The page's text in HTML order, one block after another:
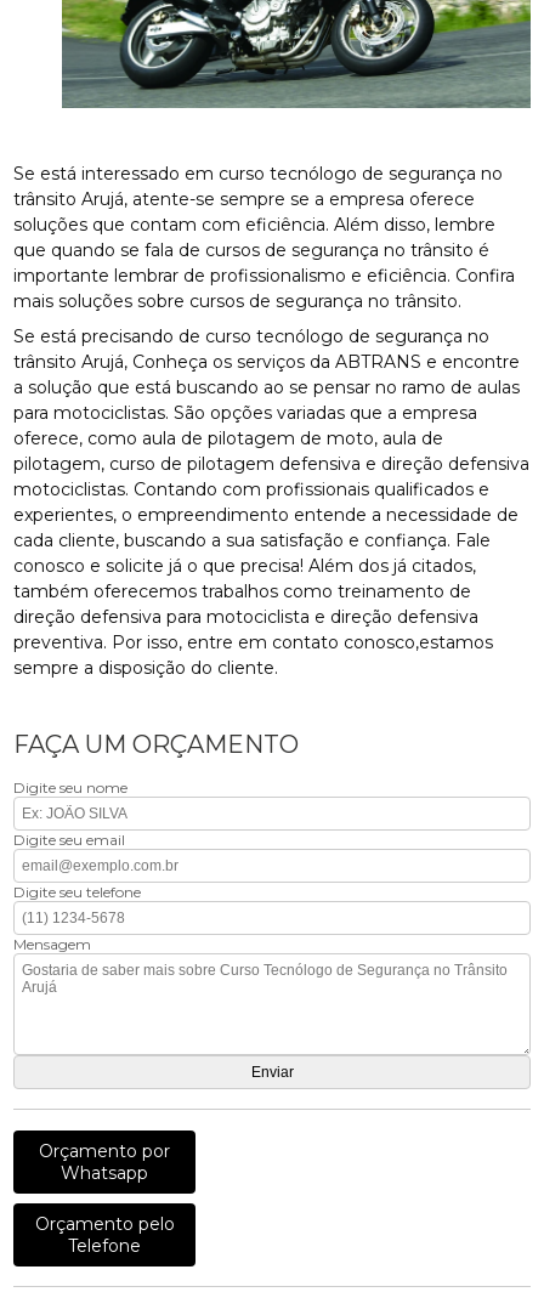
Se está interessado em curso tecnólogo de segurança no
trânsito Arujá, atente-se sempre se a empresa oferece
soluções que contam com eficiência. Além disso, lembre
que quando se fala de cursos de segurança no trânsito é
importante lembrar de profissionalismo e eficiência. Confira
mais soluções sobre cursos de segurança no trânsito.
Se está precisando de curso tecnólogo de segurança no
trânsito Arujá, Conheça os serviços da ABTRANS e encontre
a solução que está buscando ao se pensar no ramo de aulas
para motociclistas. São opções variadas que a empresa
oferece, como aula de pilotagem de moto, aula de
pilotagem, curso de pilotagem defensiva e direção defensiva
motociclistas. Contando com profissionais qualificados e
experientes, o empreendimento entende a necessidade de
cada cliente, buscando a sua satisfação e confiança. Fale
conosco e solicite já o que precisa! Além dos já citados,
também oferecemos trabalhos como treinamento de
direção defensiva para motociclista e direção defensiva
preventiva. Por isso, entre em contato conosco,estamos
sempre a disposição do cliente.
FAÇA UM ORÇAMENTO
Digite seu nome
Digite seu email
Digite seu telefone
Mensagem
Orçamento por
Whatsapp
Orçamento pelo
Telefone